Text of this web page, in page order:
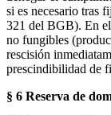
si es necesario tras
321 del BGB). En el
no fungibles
rescisión
prescindibilidad de
§ 6 Reserva de